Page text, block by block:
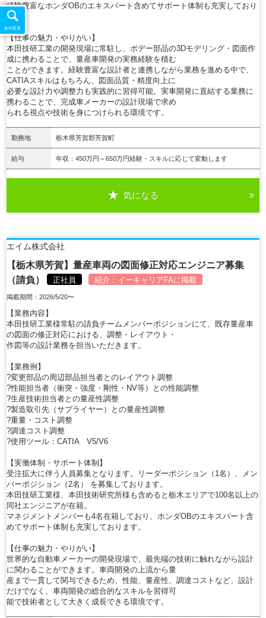
経験豊富なホンダOBのエキスパート含めてサポート体制も充実しており
ます。
【仕事の魅力・やりがい】
本田技研工業の開発現場に常駐し、ボデー部品の3Dモデリング・図面作
成に携わることで、量産車開発の実務経験を積む
ことができます。経験豊富な設計者と連携しながら業務を進める中で、
CATIAスキルはもちろん、図面品質・精度向上に
必要な設計力や調整力も実践的に習得可能。実車開発に直結する業務に
携わることで、完成車メーカーの設計現場で求め
られる視点や技術を身につけられる環境です。
勤務地 栃木県芳賀郡芳賀町
給与 年収：450万円～650万円経験・スキルに応じて変動します
気になる
エイム株式会社
【栃木県芳賀】量産車両の図面修正対応エンジニア募集
（請負）
正社員 紹介： イーキャリアFAに掲載
掲載期間：2026/5/20〜
【業務内容】
本田技研工業様常駐の請負チームメンバーポジションにて、既存量産車
の図面の修正対応における、調整・レイアウト・
作図等の設計業務を担当いただきます。
【業務例】
?変更部品の周辺部品担当者とのレイアウト調整
?性能担当者（衝突・強度・剛性・NV等）との性能調整
?生産技術担当者との量産性調整
?製造取引先（サプライヤー）との量産性調整
?重量・コスト調整
?調達コスト調整
?使用ツール：CATIA V5/V6
【実働体制・サポート体制】
受注拡大に伴う人員募集となります。リーダーポジション（1名）、メン
バーポジション（2名） を募集しております。
本田技研工業様、本田技術研究所様も含めると栃木エリアで100名以上の
同社エンジニアが在籍。
マネジメントメンバーも4名在籍しており、ホンダOBのエキスパート含
めてサポート体制も充実しております。
【仕事の魅力・やりがい】
世界的な自動車メーカーの開発現場で、最先端の技術に触れながら設計
に関わることができます。車両開発の上流から量
産まで一貫して関与できるため、性能、量産性、調達コストなど、設計
だけでなく、車両開発の総合的なスキルを習得可
能で技術者として大きく成長できる環境です。
条件変更